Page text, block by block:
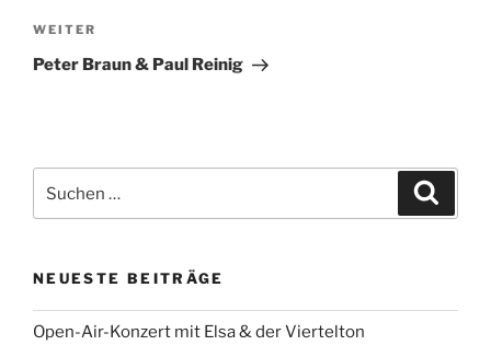
Nächster
Beitrag
WEITER
Peter Braun & Paul Reinig
nach:
NEUESTE BEITRÄGE
Open-Air-Konzert mit Elsa & der Viertelton